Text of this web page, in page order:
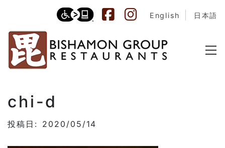
English 日本語
chi-d
投稿日: 2020/05/14